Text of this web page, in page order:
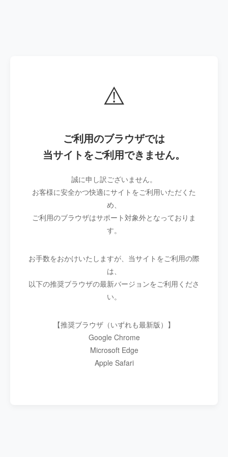
⚠️
ご利用のブラウザでは
当サイトをご利用できません。
誠に申し訳ございません。
お客様に安全かつ快適にサイトをご利用いただくた
め、
ご利用のブラウザはサポート対象外となっておりま
す。
お手数をおかけいたしますが、当サイトをご利用の際
は、
以下の推奨ブラウザの最新バージョンをご利用くださ
い。
【推奨ブラウザ（いずれも最新版）】
Google Chrome
Microsoft Edge
Apple Safari